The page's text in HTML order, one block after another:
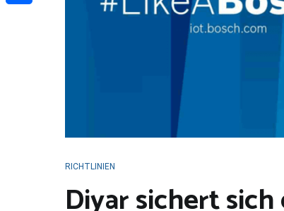
RICHTLINIEN
Diyar sichert